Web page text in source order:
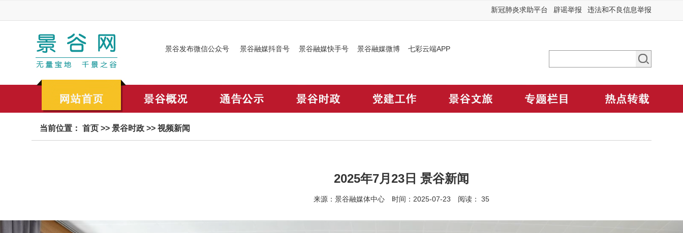
新冠肺炎求助平台 辟谣举报 违法和不良信息举报
景谷发布微信公众号 景谷融媒抖音号 景谷融媒快手号 景谷融媒微博 七彩云端APP
当前位置： 首页 >> 景谷时政 >> 视频新闻
2025年7月23日 景谷新闻
来源：景谷融媒体中心 时间：2025-07-23 阅读： 35